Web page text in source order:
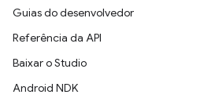
Guias do desenvolvedor
Referência da API
Baixar o Studio
Android NDK